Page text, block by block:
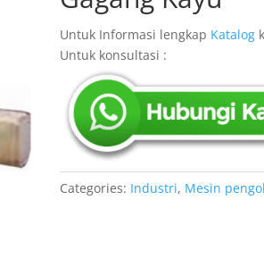
Untuk Informasi lengkap Katalog
Untuk konsultasi :
Categories: Industri, Mesin